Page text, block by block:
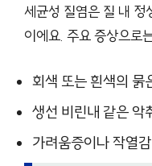
세균성 질염은 질 내 정
이에요. 주요 증상으로
회색 또는 흰색의 묽
생선 비린내 같은 악
가려움증이나 작열